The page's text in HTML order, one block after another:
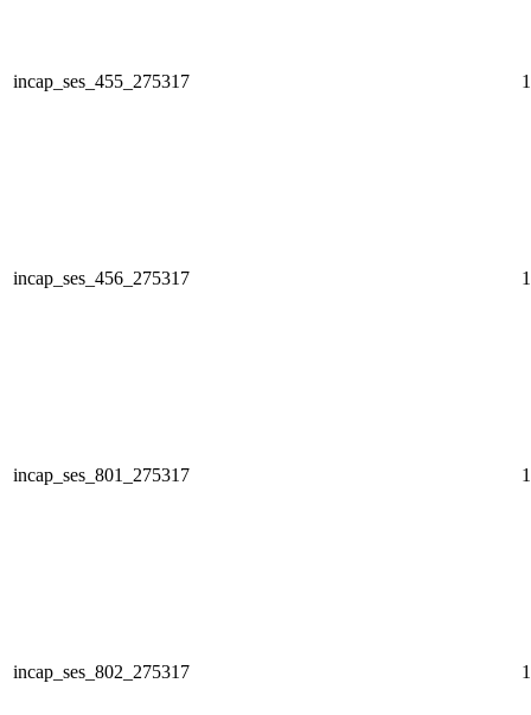
incap_ses_455_275317
incap_ses_456_275317
incap_ses_801_275317
incap_ses_802_275317